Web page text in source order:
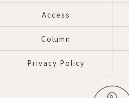
Access
Column
Privacy Policy